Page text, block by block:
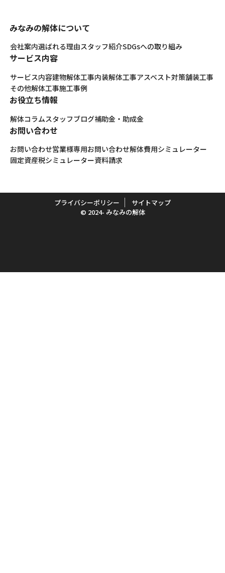
みなみの解体について
会社案内選ばれる理由スタッフ紹介SDGsへの取り組み
サービス内容
サービス内容建物解体工事内装解体工事アスベスト対策舗装工事
その他解体工事施工事例
お役立ち情報
解体コラムスタッフブログ補助金・助成金
お問い合わせ
お問い合わせ営業様専用お問い合わせ解体費用シミュレーター
固定資産税シミュレーター資料請求
プライバシーポリシー
サイトマップ
© 2024- みなみの解体